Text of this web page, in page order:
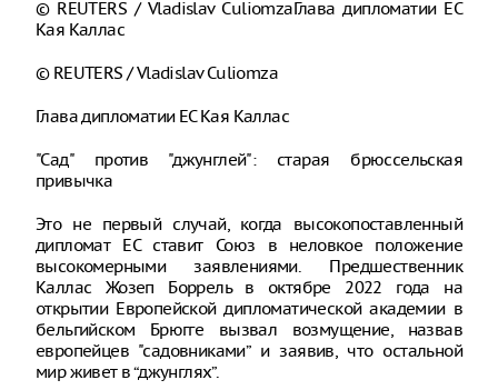
© REUTERS / Vladislav CuliomzaГлава дипломатии ЕС
Кая Каллас
© REUTERS / Vladislav Culiomza
Глава дипломатии ЕС Кая Каллас
"Сад" против "джунглей": старая брюссельская
привычка
Это не первый случай, когда высокопоставленный
дипломат ЕС ставит Союз в неловкое положение
высокомерными заявлениями. Предшественник
Каллас Жозеп Боррель в октябре 2022 года на
открытии Европейской дипломатической академии в
бельгийском Брюгге вызвал возмущение, назвав
европейцев "садовниками” и заявив, что остальной
мир живет в “джунглях”.